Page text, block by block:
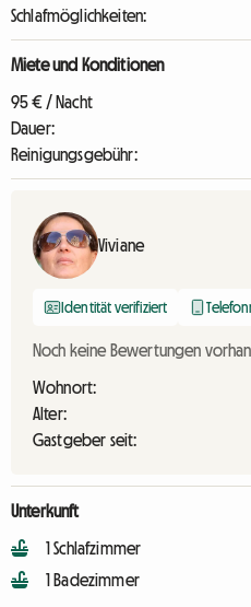
Schlafmöglichkeiten:
Miete und Konditionen
95 € / Nacht
Dauer:
Reinigungsgebühr:
Viviane
Identität verifiziert
Noch keine Bewertungen
Wohnort:
Alter:
Gastgeber seit:
Unterkunft
1 Schlafzimmer
1 Badezimmer